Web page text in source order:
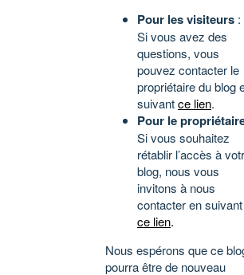
Pour les visiteurs :
Si vous avez des
questions, vous
pouvez contacter le
propriétaire du blog
suivantce lien.
Pour le
Si vous souhaitez
rétablir l’accès à
blog, nous vous
invitons à nous
contacter en suivant
ce lien.
Nous espérons que ce
pourra être de nouveau